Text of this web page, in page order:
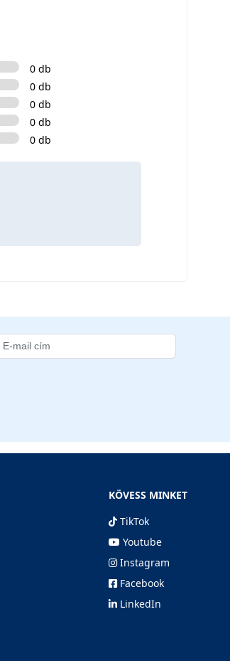
0 db
0 db
0 db
0 db
0 db
KÖVESS MINKET
TikTok
Youtube
Instagram
Facebook
LinkedIn